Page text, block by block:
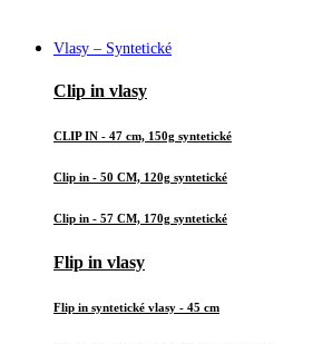
Vlasy – Syntetické
Clip in vlasy
CLIP IN - 47 cm, 150g syntetické
Clip in - 50 CM, 120g syntetické
Clip in - 57 CM, 170g syntetické
Flip in vlasy
Flip in syntetické vlasy - 45 cm